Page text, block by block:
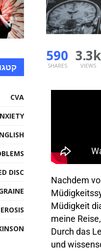
590
SHARES
3.3k
VIEWS
Nachdem
Müdigkeit
meine
Durch das
und
CVA
DISC